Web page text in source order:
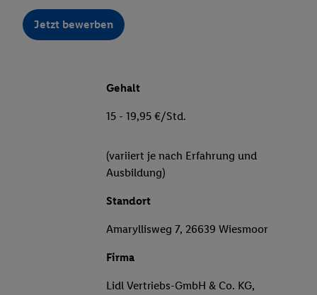
Jetzt bewerben
Gehalt
15 - 19,95 €/Std.
(variiert je nach Erfahrung und
Ausbildung)
Standort
Amaryllisweg 7, 26639 Wiesmoor
Firma
Lidl Vertriebs-GmbH & Co. KG,